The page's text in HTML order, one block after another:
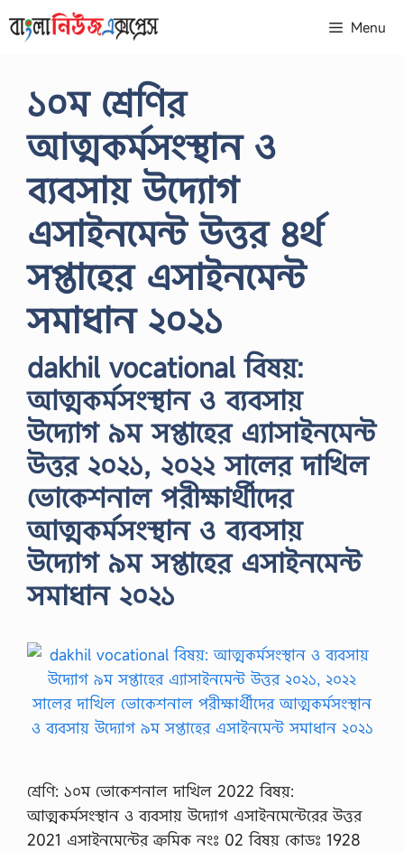
to
Menu
১০ম শ্রেণির
আত্মকর্মসংস্থান ও
ব্যবসায় উদ্যোগ
এসাইনমেন্ট উত্তর ৪র্থ
সপ্তাহের এসাইনমেন্ট
সমাধান ২০২১
dakhil vocational বিষয়:
আত্মকর্মসংস্থান ও ব্যবসায়
উদ্যোগ ৯ম সপ্তাহের এ্যাসাইনমেন্ট
উত্তর ২০২১, ২০২২ সালের দাখিল
ভোকেশনাল পরীক্ষার্থীদের
আত্মকর্মসংস্থান ও ব্যবসায়
উদ্যোগ ৯ম সপ্তাহের এসাইনমেন্ট
সমাধান ২০২১
শ্রেণি: ১০ম ভোকেশনাল দাখিল 2022 বিষয়:
আত্মকর্মসংস্থান ও ব্যবসায় উদ্যোগ এসাইনমেন্টেরের উত্তর
2021 এসাইনমেন্টের ক্রমিক নংঃ 02 বিষয় কোডঃ 1928